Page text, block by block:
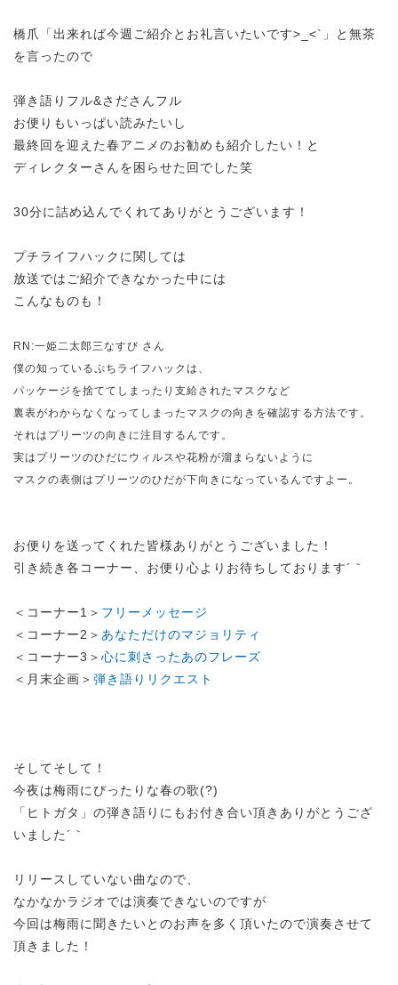
橋爪「出来れば今週ご紹介とお礼言いたいです>_<`」と無茶
を言ったので
弾き語りフル&さださんフル
お便りもいっぱい読みたいし
最終回を迎えた春アニメのお勧めも紹介したい！と
ディレクターさんを困らせた回でした笑
30分に詰め込んでくれてありがとうございます！
プチライフハックに関しては
放送ではご紹介できなかった中には
こんなものも！
RN:一姫二太郎三なすび さん
僕の知っているぷちライフハックは、
パッケージを捨ててしまったり支給されたマスクなど
裏表がわからなくなってしまったマスクの向きを確認する方法です。
それはプリーツの向きに注目するんです。
実はプリーツのひだにウィルスや花粉が溜まらないように
マスクの表側はプリーツのひだが下向きになっているんですよー。
お便りを送ってくれた皆様ありがとうございました！
引き続き各コーナー、お便り心よりお待ちしております´｀
＜コーナー1＞ フリーメッセージ
＜コーナー2＞ あなただけのマジョリティ
＜コーナー3＞ 心に刺さったあのフレーズ
＜月末企画＞ 弾き語りリクエスト
そしてそして！
今夜は梅雨にぴったりな春の歌(?)
「ヒトガタ」の弾き語りにもお付き合い頂きありがとうござ
いました´｀
リリースしていない曲なので、
なかなかラジオでは演奏できないのですが
今回は梅雨に聞きたいとのお声を多く頂いたので演奏させて
頂きました！